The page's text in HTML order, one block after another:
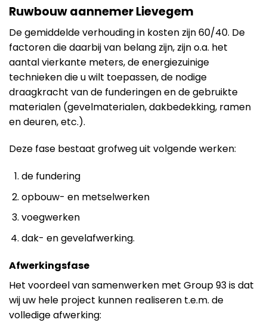
Ruwbouw aannemer Lievegem
De gemiddelde verhouding in kosten zijn 60/40. De
factoren die daarbij van belang zijn, zijn o.a. het
aantal vierkante meters, de energiezuinige
technieken die u wilt toepassen, de nodige
draagkracht van de funderingen en de gebruikte
materialen (gevelmaterialen, dakbedekking, ramen
en deuren, etc.).
Deze fase bestaat grofweg uit volgende werken:
de fundering
opbouw- en metselwerken
voegwerken
dak- en gevelafwerking.
Afwerkingsfase
Het voordeel van samenwerken met Group 93 is dat
wij uw hele project kunnen realiseren t.e.m. de
volledige afwerking: